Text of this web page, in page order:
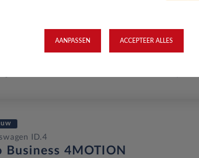
ID.4
Business 4MOTION
AANPASSEN ACCEPTEER ALLES